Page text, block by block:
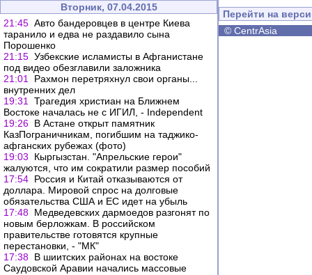
Вторник, 07.04.2015
21:45 Авто бандеровцев в центре Киева
таранило и едва не раздавило сына
Порошенко
21:15 Узбекские исламисты в Афганистане
под видео обезглавили заложника
21:01
Рахмон перетряхнул свои органы...
внутренних дел
19:31
Трагедия христиан на Ближнем
Востоке началась не с ИГИЛ, - Independent
19:26 В Астане открыт памятник
КазПограничникам, погибшим на таджико-
афганских рубежах (фото)
19:03
Кыргызстан. "Апрельские герои"
жалуются, что им сократили размер пособий
17:54 Россия и Китай отказываются от
доллара. Мировой спрос на долговые
обязательства США и ЕС идет на убыль
17:48 Медведевских дармоедов разгонят по
новым берложкам. В российском
правительстве готовятся крупные
перестановки, - "МК"
17:38 В шиитских районах на востоке
Саудовской Аравии начались массовые
Перейти на
© CentrAsia